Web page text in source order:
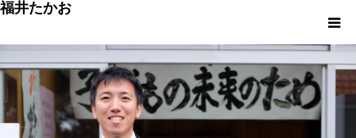
福井たかお
福津への想いと実績
重点政策と市役所活性化策